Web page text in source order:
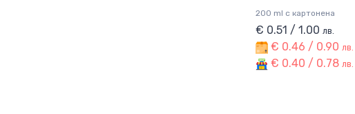
200 ml с картонена
€ 0.51 / 1.00 лв.
€ 0.46 / 0.90 лв.
€ 0.40 / 0.78 лв.